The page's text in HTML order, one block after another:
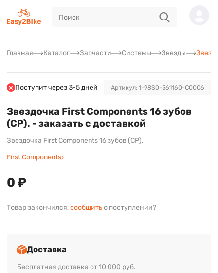
Главная Каталог Запчасти Системы Звезды
Поступит через 3-5 дней Артикул: 1-98S0-561160-C0006
Звездочка First Components 16 зубов
(СР). - заказать с доставкой
Звездочка First Components 16 зубов (СР).
First Components
0 ₽
Товар закончился,сообщитьо поступлении?
Доставка
Бесплатная доставка от 10 000 руб.